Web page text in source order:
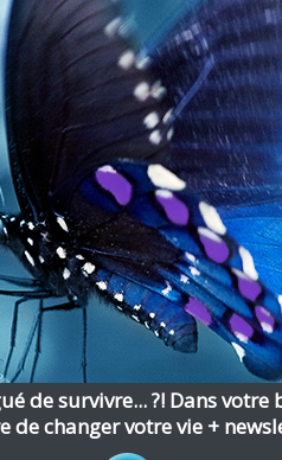
de survivre... ?! Dans votre
de changer votre vie +